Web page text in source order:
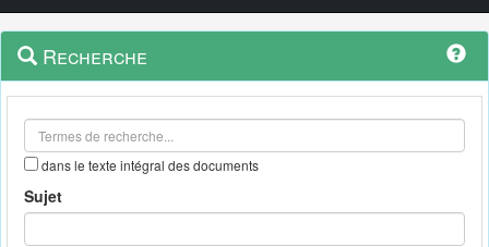
Navigation
outils
Menu
contextuel
Recherche
dans le texte intégral des documents
Sujet